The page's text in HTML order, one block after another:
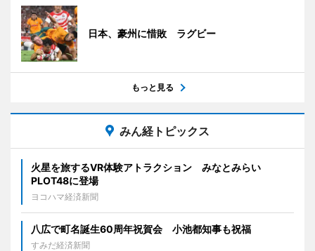
日本、豪州に惜敗 ラグビー
もっと見る
みん経トピックス
火星を旅するVR体験アトラクション みなとみらい
PLOT48に登場
ヨコハマ経済新聞
八広で町名誕生60周年祝賀会 小池都知事も祝福
すみだ経済新聞